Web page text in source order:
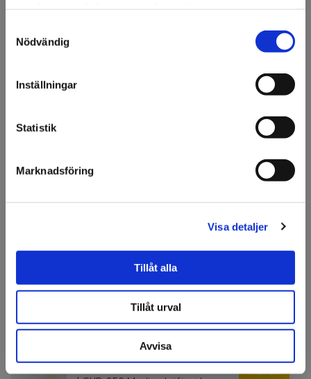
Nödvändig
Inställningar
Statistik
Marknadsföring
Visa detaljer
Tillåt alla
Tillåt urval
Avvisa
användas på både plana och lätt böjda ytor. Lämpar sig
livslängd,
Fordonsdekor
Viss lagerhållning, annars beställningsvara
Tillbehör
Premium